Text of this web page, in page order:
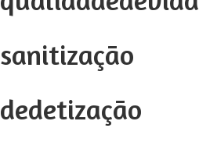
sanitização
dedetização